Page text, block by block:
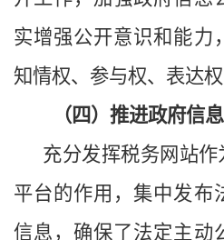
实增强公开意识和能力
知情权、参与权、表达权
（四）推进政府信
充分发挥税务网站
平台的作用，集中发布
信息，确保了法定主动